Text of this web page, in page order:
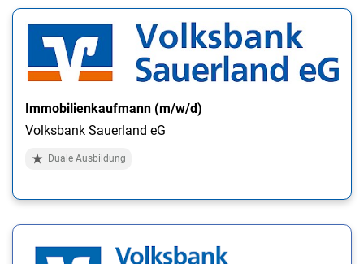
Immobilienkaufmann (m/w/d)
Volksbank Sauerland eG
Duale Ausbildung